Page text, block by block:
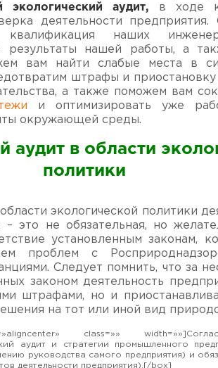
экологический аудит,
в ходе
деятельности
наших
результаты нашей работы, а
вам найти слабые места в
штрафы и приостановку
а также поможем вам
и оптимизировать уже
окружающей среды.
аудит в области
политики
экологической политики
это не обязательная, но
установленным законам,
проблем с
Следует помнить, что за
законом деятельность
штрафами, но и
на тот или иной вид
class=»»
аудит и стратегии промышленного
руководства самого предприятия) и
деятельности предприятия).[/box]